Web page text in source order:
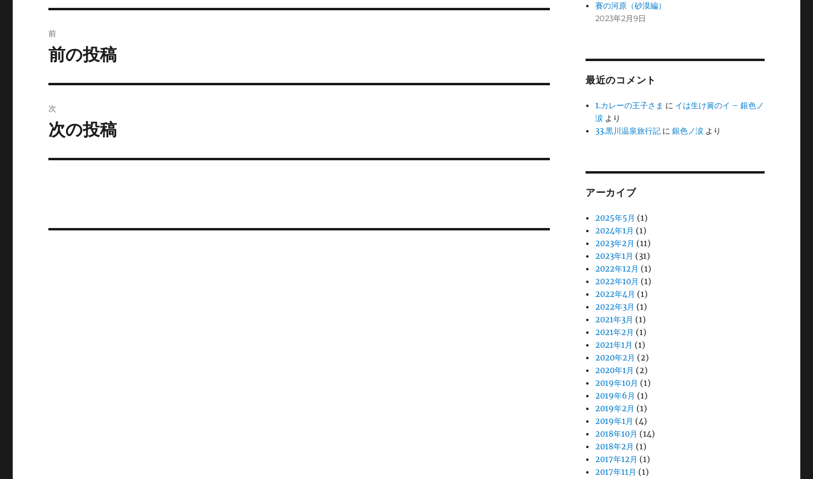
稿
ゲ
ン
前
前
投
稿:
前の投稿
次
次
投
次の投稿
賽の河原（砂漠編）
2023年2月9日
最近のコメント
1.カレーの王子さま に イは生け簀のイ – 銀色ノ
涙 より
33.黒川温泉旅行記 に銀色ノ涙 より
アーカイブ
2025年5月 (1)
2024年1月 (1)
2023年2月 (11)
2023年1月 (31)
2022年12月 (1)
2022年10月 (1)
2022年4月 (1)
2022年3月 (1)
2021年3月 (1)
2021年2月 (1)
2021年1月 (1)
2020年2月 (2)
2020年1月 (2)
2019年10月 (1)
2019年6月 (1)
2019年2月 (1)
2019年1月 (4)
2018年10月 (14)
2018年2月 (1)
2017年12月 (1)
2017年11月 (1)